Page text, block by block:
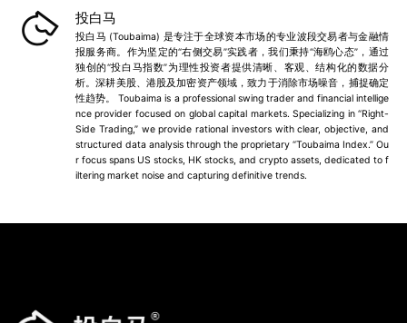
投白马
投白马 (Toubaima) 是专注于全球资本市场的专业波段交易者与金融情
报服务商。作为坚定的“右侧交易”实践者，我们秉持“海鸥心态”，通过
独创的“投白马指数”为理性投资者提供清晰、客观、结构化的数据分
析。深耕美股、港股及加密资产领域，致力于消除市场噪音，捕捉确定
性趋势。 Toubaima is a professional swing trader and financial intellige
nce provider focused on global capital markets. Specializing in “Right-
Side Trading,” we provide rational investors with clear, objective, and
structured data analysis through the proprietary “Toubaima Index.” Ou
r focus spans US stocks, HK stocks, and crypto assets, dedicated to f
iltering market noise and capturing definitive trends.